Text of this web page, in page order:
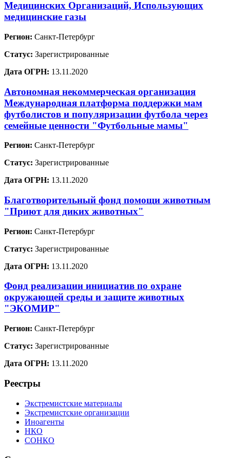
Медицинских Организаций, Использующих
медицинские газы
Регион: Санкт-Петербург
Статус: Зарегистрированные
Дата ОГРН: 13.11.2020
Автономная некоммерческая организация
Международная платформа поддержки мам
футболистов и популяризации футбола через
семейные ценности "Футбольные мамы"
Регион: Санкт-Петербург
Статус: Зарегистрированные
Дата ОГРН: 13.11.2020
Благотворительный фонд помощи животным
"Приют для диких животных"
Регион: Санкт-Петербург
Статус: Зарегистрированные
Дата ОГРН: 13.11.2020
Фонд реализации инициатив по охране
окружающей среды и защите животных
"ЭКОМИР"
Регион: Санкт-Петербург
Статус: Зарегистрированные
Дата ОГРН: 13.11.2020
Реестры
Экстремистские материалы
Экстремистские организации
Иноагенты
НКО
СОНКО